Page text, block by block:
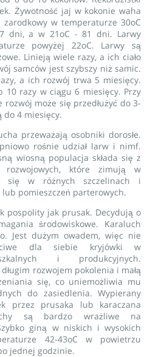
Żywotność jaj w kokonie waha
w temperaturze 30oC
dni, a w 21oC - 81 dni. Larwy
powyżej 22oC. Larwy są
Linieją wiele razy, a ich ciało
samców jest szybszy niż samic.
a ich rozwój trwa 5 miesięcy.
razy w ciągu 6 miesięcy. Przy
może się przedłużyć do 3-
do 4 miesięcy.
przeważają osobniki dorosłe.
rośnie udział larw i nimf.
wiosną populacja składa się z
które zimują w
się w różnych szczelinach i
pomieszczeń parterowych.
pospolity jak prusak. Decydują o
środowiskowe. Karaluch
Jest dużym owadem, więc nie
dla siebie kryjówki w
i produkcyjnych.
rozwojem pokolenia i małą
się, co uniemożliwia mu
do zasiedlenia. Wypierany
przez prusaka lub karaczana
są bardzo wrażliwe na
giną w niskich i wysokich
42-43oC w powietrzu
jednej godzinie.